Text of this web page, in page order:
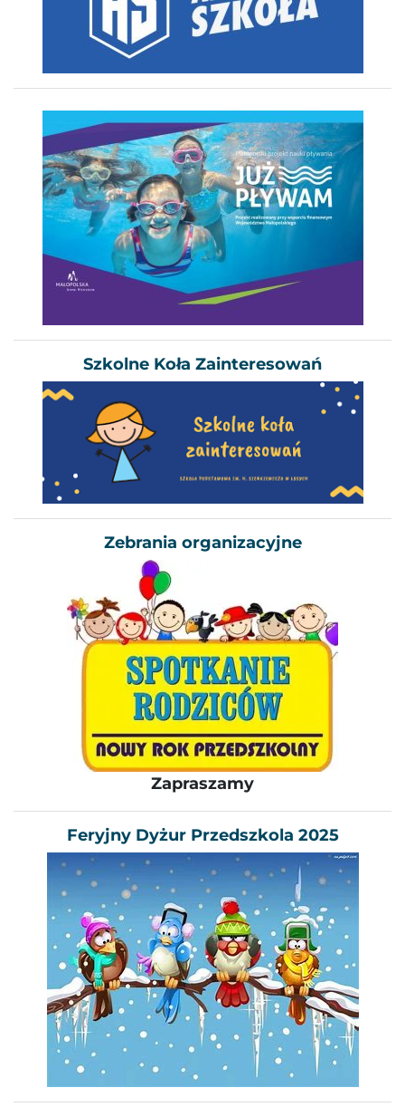
Szkolne Koła Zainteresowań
Zebrania organizacyjne
Zapraszamy
Feryjny Dyżur Przedszkola 2025